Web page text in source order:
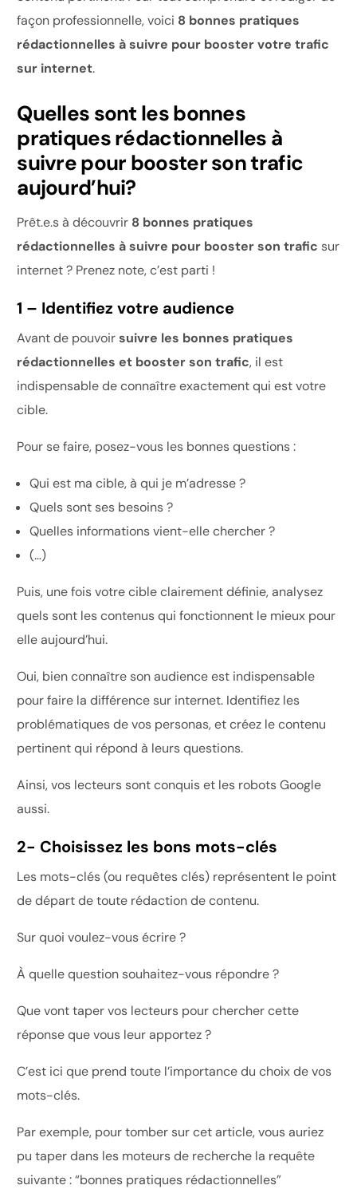
façon professionnelle, voici 8 bonnes pratiques
rédactionnelles à suivre pour booster votre trafic
sur internet.
Quelles sont les bonnes
pratiques rédactionnelles à
suivre pour booster son trafic
aujourd’hui?
Prêt.e.s à découvrir 8 bonnes pratiques
rédactionnelles à suivre pour booster son trafic sur
internet ? Prenez note, c’est parti !
1 – Identifiez votre audience
Avant de pouvoirsuivre les bonnes pratiques
rédactionnelles et booster son trafic, il est
indispensable de connaître exactement qui est votre
cible.
Pour se faire, posez-vous les bonnes questions :
Qui est ma cible, à qui je m’adresse ?
Quels sont ses besoins ?
Quelles informations vient-elle chercher ?
(…)
Puis, une fois votre cible clairement définie, analysez
quels sont les contenus qui fonctionnent le mieux pour
elle aujourd’hui.
Oui, bien connaître son audience est indispensable
pour faire la différence sur internet. Identifiez les
problématiques de vos personas, et créez le contenu
pertinent qui répond à leurs questions.
Ainsi, vos lecteurs sont conquis et les robots Google
aussi.
2- Choisissez les bons mots-clés
Les mots-clés (ou requêtes clés) représentent le point
de départ de toute rédaction de contenu.
Sur quoi voulez-vous écrire ?
À quelle question souhaitez-vous répondre ?
Que vont taper vos lecteurs pour chercher cette
réponse que vous leur apportez ?
C’est ici que prend toute l’importance du choix de vos
mots-clés.
Par exemple, pour tomber sur cet article, vous auriez
pu taper dans les moteurs de recherche la requête
suivante : “bonnes pratiques rédactionnelles”